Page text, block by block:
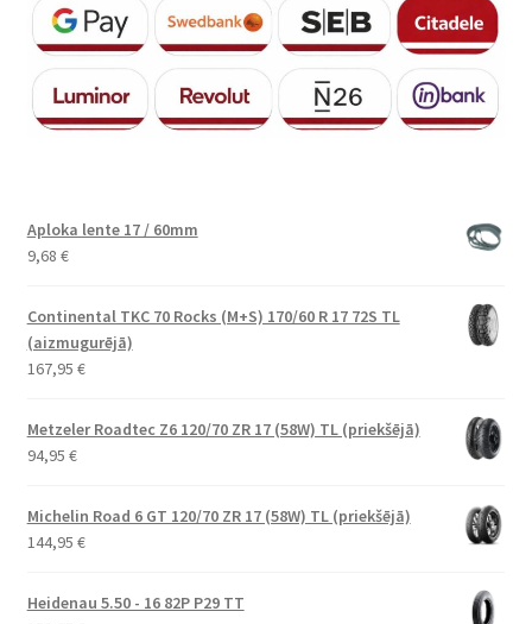
Aploka lente 17 / 60mm
9,68 €
Continental TKC 70 Rocks (M+S) 170/60 R 17 72S TL
(aizmugurējā)
167,95 €
Metzeler Roadtec Z6 120/70 ZR 17 (58W) TL (priekšējā)
94,95 €
Michelin Road 6 GT 120/70 ZR 17 (58W) TL (priekšējā)
144,95 €
Heidenau 5.50 - 16 82P P29 TT